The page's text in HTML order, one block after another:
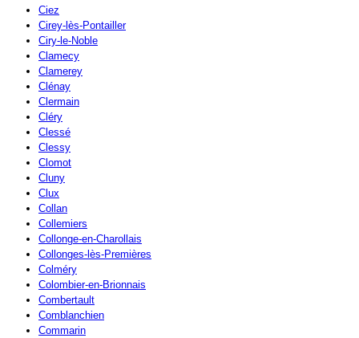
Ciez
Cirey-lès-Pontailler
Ciry-le-Noble
Clamecy
Clamerey
Clénay
Clermain
Cléry
Clessé
Clessy
Clomot
Cluny
Clux
Collan
Collemiers
Collonge-en-Charollais
Collonges-lès-Premières
Colméry
Colombier-en-Brionnais
Combertault
Comblanchien
Commarin